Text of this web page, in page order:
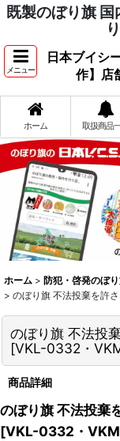
既製のぼり旗
メニュー
日本ブイシ
作】
ホーム 取扱商品
ホーム > 防犯・啓発のぼ
> のぼり旗 不法投棄を許
のぼり旗 不法投
[VKL-0332・
商品詳細
のぼり旗 不法投棄
[VKL-0332・